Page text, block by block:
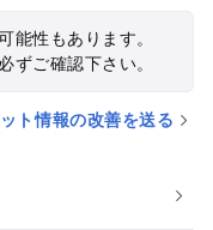
能性もあります。
ずご確認下さい。
ト情報の改善を送る